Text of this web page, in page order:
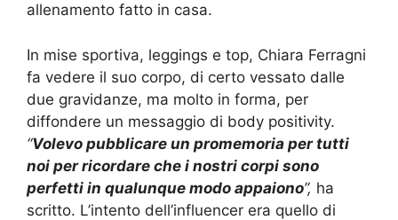
allenamento fatto in casa.
In mise sportiva, leggings e top, Chiara Ferragni
fa vedere il suo corpo, di certo vessato dalle
due gravidanze, ma molto in forma, per
diffondere un messaggio di body positivity.
“Volevo pubblicare un promemoria per tutti
noi per ricordare che i nostri corpi sono
perfetti in qualunque modo appaiono”, ha
scritto. L’intento dell’influencer era quello di